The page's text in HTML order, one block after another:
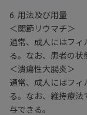
6. 用法及び用量
＜関節リウマチ＞
通常、成人にはフィ
る。なお、患者の状
＜潰瘍性大腸炎＞
通常、成人にはフィ
る。なお、維持療
与できる。